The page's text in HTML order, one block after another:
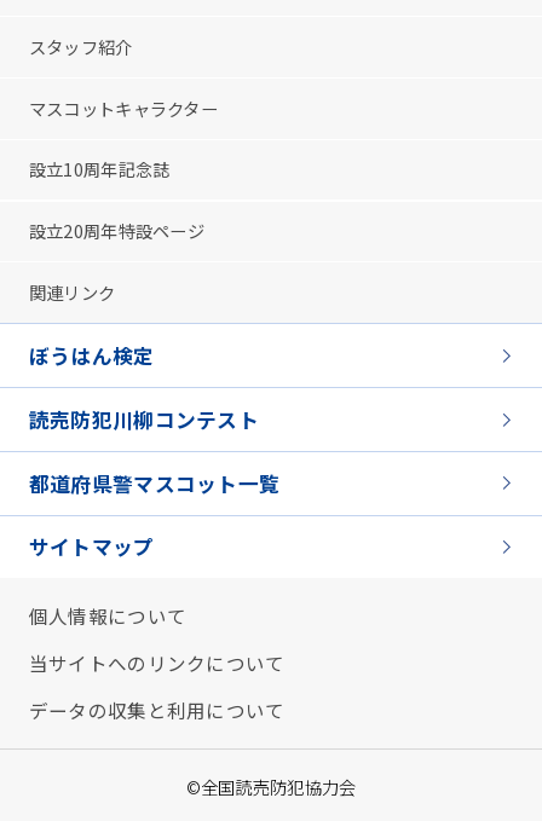
スタッフ紹介
マスコットキャラクター
設立10周年記念誌
設立20周年特設ページ
関連リンク
ぼうはん検定
読売防犯川柳コンテスト
都道府県警マスコット一覧
サイトマップ
個人情報について
当サイトへのリンクについて
データの収集と利用について
©全国読売防犯協力会